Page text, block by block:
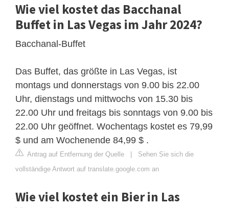
Wie viel kostet das Bacchanal
Buffet in Las Vegas im Jahr 2024?
Bacchanal-Buffet
Das Buffet, das größte in Las Vegas, ist
montags und donnerstags von 9.00 bis 22.00
Uhr, dienstags und mittwochs von 15.30 bis
22.00 Uhr und freitags bis sonntags von 9.00 bis
22.00 Uhr geöffnet. Wochentags kostet es 79,99
$ und am Wochenende 84,99 $ .
Antrag auf Entfernung der Quelle | Sehen Sie sich die
vollständige Antwort auf translate.google.com an
Wie viel kostet ein Bier in Las